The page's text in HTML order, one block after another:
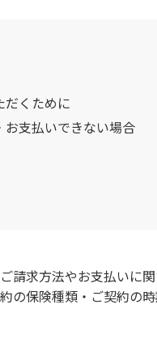
だくために
支払いできない場合
求方法やお支払いに
の保険種類・ご契約の